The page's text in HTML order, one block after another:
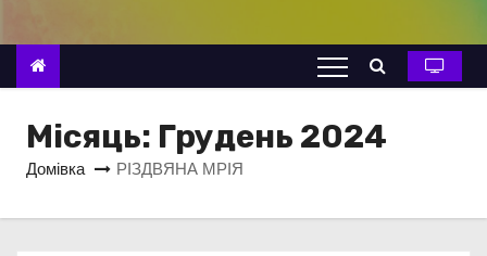
с
т
Місяць: Грудень 2024
Домівка РІЗДВЯНА МРІЯ